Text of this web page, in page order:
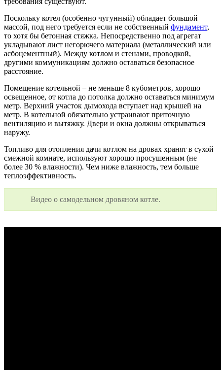
Поскольку котел (особенно чугунный) обладает большой
массой, под него требуется если не собственный фундамент,
то хотя бы бетонная стяжка. Непосредственно под агрегат
укладывают лист негорючего материала (металлический или
асбоцементный). Между котлом и стенами, проводкой,
другими коммуникациям должно оставаться безопасное
расстояние.
Помещение котельной – не меньше 8 кубометров, хорошо
освещенное, от котла до потолка должно оставаться минимум
метр. Верхний участок дымохода вступает над крышей на
метр. В котельной обязательно устраивают приточную
вентиляцию и вытяжку. Двери и окна должны открываться
наружу.
Топливо для отопления дачи котлом на дровах хранят в сухой
смежной комнате, используют хорошо просушенным (не
более 30 % влажности). Чем ниже влажность, тем больше
теплоэффективность.
Видео о самодельном дровяном котле.